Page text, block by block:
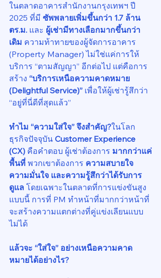
ในตลาดอาคารสำนักงานกรุงเทพฯ ปี
2025 ที่มี ซัพพลายเพิ่มขึ้นกว่า 1.7 ล้าน
ตร.ม. และ ผู้เช่ามีทางเลือกมากขึ้นกว่า
เดิม ความท้าทายของผู้จัดการอาคาร
(Property Manager) ไม่ใช่แค่การให้
บริการ “ตามสัญญา” อีกต่อไป แต่คือการ
สร้าง “บริการเหนือความคาดหมาย
(Delightful Service)” เพื่อให้ผู้เช่ารู้สึกว่า
“อยู่ที่นี่ดีที่สุดแล้ว”
ทำไม “ความใส่ใจ” จึงสำคัญ?ในโลก
ธุรกิจปัจจุบัน Customer Experience
(CX) คือคำตอบ ผู้เช่าต้องการ มากกว่าแค่
พื้นที่ พวกเขาต้องการ ความสบายใจ
ความมั่นใจ และความรู้สึกว่าได้รับการ
ดูแล โดยเฉพาะในตลาดที่การแข่งขันสูง
แบบนี้ การที่ PM ทำหน้าที่มากกว่าหน้าที่
จะสร้างความแตกต่างที่คู่แข่งเลียนแบบ
ไม่ได้
แล้วจะ “ใส่ใจ” อย่างเหนือความคาด
หมายได้อย่างไร?